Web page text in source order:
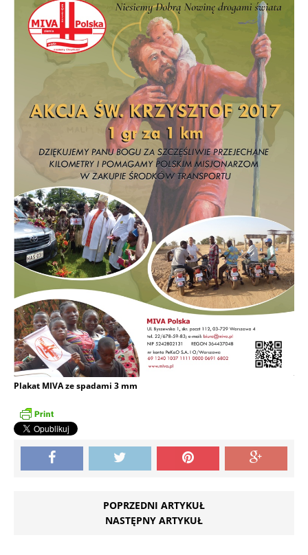
Plakat MIVA ze spadami 3 mm
POPRZEDNI ARTYKUŁ
NASTĘPNY ARTYKUŁ